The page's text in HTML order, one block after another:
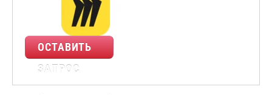
ОСТАВИТЬ
ЗАПРОС